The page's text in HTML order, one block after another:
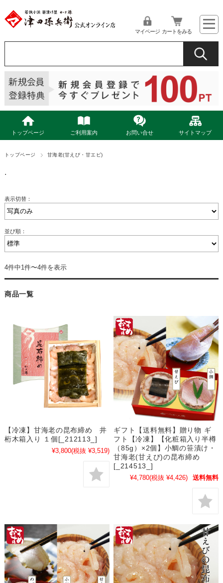
マイページ カートをみる
トップページ ご利用案内 お問い合せ サイトマップ
トップページ 甘海老(甘えび・甘エビ)
.
表示切替：
並び順：
4件中1件〜4件を表示
商品一覧
【冷凍】甘海老の昆布締め 井
桁木箱入り １個[_212113_]
¥3,800(税抜 ¥3,519)
ギフト【送料無料】贈り物 ギ
フト【冷凍】【化粧箱入り半樽
（85g）×2個】小鯛の笹漬け・
甘海老(甘えび)の昆布締め
[_214513_]
¥4,780(税抜 ¥4,426) 送料無料